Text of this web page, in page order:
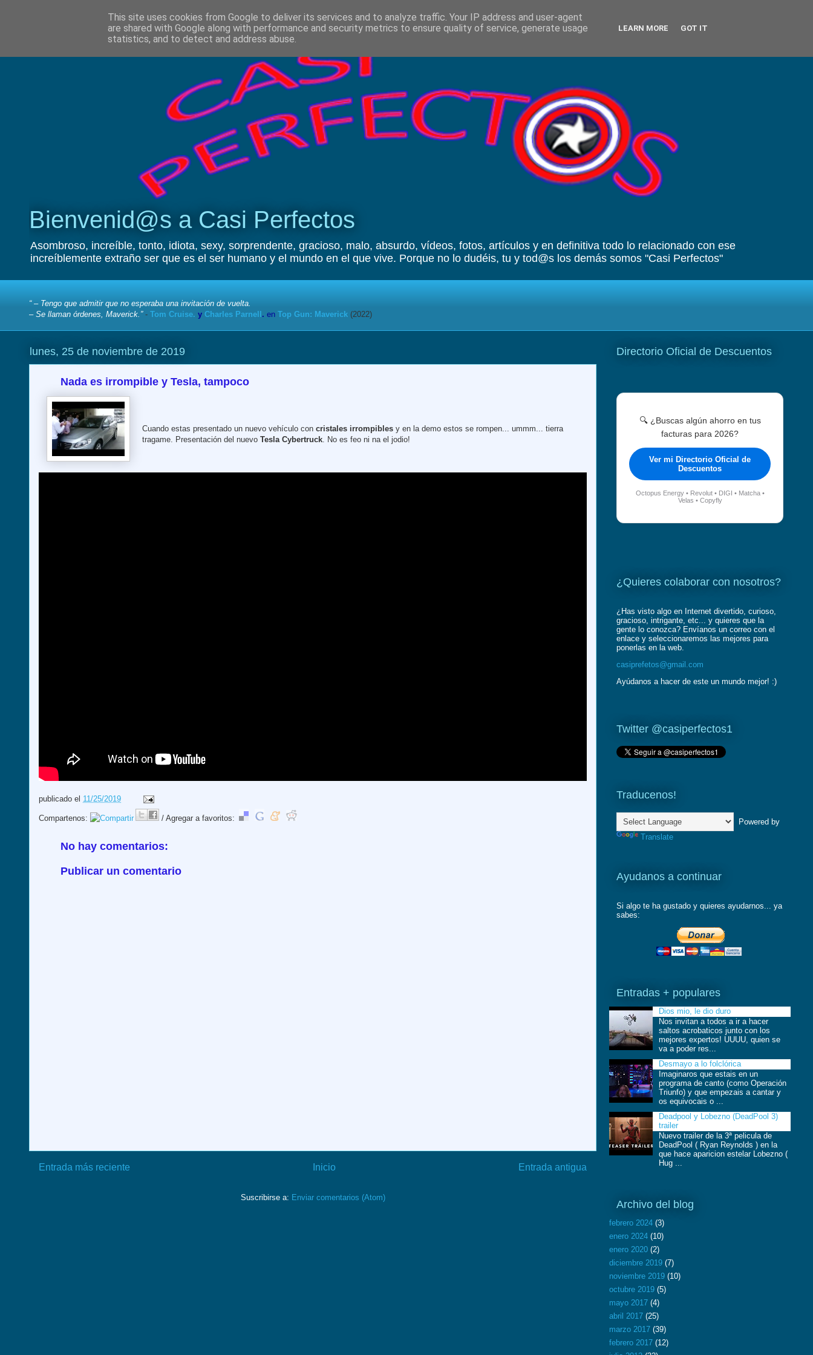
Bienvenid@s a Casi Perfectos
Asombroso, increíble, tonto, idiota, sexy, sorprendente, gracioso, malo, absurdo, vídeos, fotos, artículos y en definitiva todo lo relacionado con ese
increíblemente extraño ser que es el ser humano y el mundo en el que vive. Porque no lo dudéis, tu y tod@s los demás somos "Casi Perfectos"
“ – Tengo que admitir que no esperaba una invitación de vuelta.
– Se llaman órdenes, Maverick.”- Tom Cruise. y Charles Parnell . en Top Gun: Maverick (2022)
lunes, 25 de noviembre de 2019
Nada es irrompible y Tesla, tampoco
Cuando estas presentado un nuevo vehículo con cristales irrompibles y en la demo estos se rompen... ummm... tierra
tragame. Presentación del nuevo Tesla Cybertruck. No es feo ni na el jodio!
publicado el 11/25/2019
Compartenos: / Agregar a favoritos:
No hay comentarios:
Publicar un comentario
Entrada más reciente Entrada antigua
Inicio
Suscribirse a: Enviar comentarios (Atom)
Directorio Oficial de Descuentos
🔍 ¿Buscas algún ahorro en tus
facturas para 2026?
Ver mi Directorio Oficial de
Descuentos
Octopus Energy • Revolut • DIGI • Matcha •
Velas • Copyfly
¿Quieres colaborar con nosotros?
¿Has visto algo en Internet divertido, curioso,
gracioso, intrigante, etc... y quieres que la
gente lo conozca? Envíanos un correo con el
enlace y seleccionaremos las mejores para
ponerlas en la web.
casiprefetos@gmail.com
Ayúdanos a hacer de este un mundo mejor! :)
Twitter @casiperfectos1
Traducenos!
Powered by
Translate
Ayudanos a continuar
Si algo te ha gustado y quieres ayudarnos... ya
sabes:
Entradas + populares
Dios mio, le dio duro
Nos invitan a todos a ir a hacer
saltos acrobaticos junto con los
mejores expertos! UUUU, quien se
va a poder res...
Desmayo a lo folclórica
Imaginaros que estais en un
programa de canto (como Operación
Triunfo) y que empezais a cantar y
os equivocais o ...
Deadpool y Lobezno (DeadPool 3)
trailer
Nuevo trailer de la 3ª pelicula de
DeadPool ( Ryan Reynolds ) en la
que hace aparicion estelar Lobezno (
Hug ...
Archivo del blog
febrero 2024 (3)
enero 2024 (10)
enero 2020 (2)
diciembre 2019 (7)
noviembre 2019 (10)
octubre 2019 (5)
mayo 2017 (4)
abril 2017 (25)
marzo 2017 (39)
febrero 2017 (12)
This site uses cookies from Google to deliver its services and to analyze traffic. Your IP address and user-agent
are shared with Google along with performance and security metrics to ensure quality of service, generate usage
statistics, and to detect and address abuse.
LEARN MORE GOT IT